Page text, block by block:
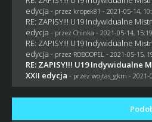
edycja - przez kropek81 - 2021-05-14,
RE: ZAPISY!!! U19 Indywidualne
edycja - przez Chinka - 2021-05-14,
RE: ZAPISY!!! U19 Indywidualne
edycja - przez ROBOOPEL - 2021-05-15,
RE: ZAPISY!!! U19 Indywidualne
XXII edycja - przez wojtas_gkm - 2021-